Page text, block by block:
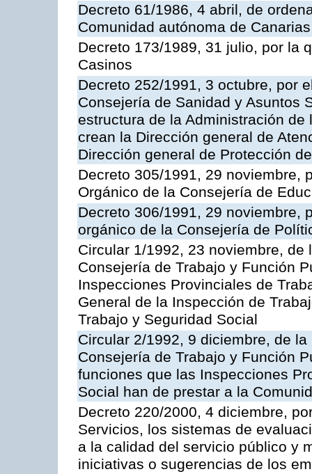
Decreto 61/1986, 4 abril, de
Comunidad autónoma de Canarias
Decreto 173/1989, 31 julio, por la
Casinos
Decreto 252/1991, 3 octubre, por
Consejería de Sanidad y Asuntos
estructura de la Administración
crean la Dirección general de
Dirección general de Protección
Decreto 305/1991, 29 noviembre,
Orgánico de la Consejería de
Decreto 306/1991, 29 noviembre,
orgánico de la Consejería de
Circular 1/1992, 23 noviembre,
Consejería de Trabajo y Función
Inspecciones Provinciales de
General de la Inspección de
Trabajo y Seguridad Social
Circular 2/1992, 9 diciembre, de
Consejería de Trabajo y Función
funciones que las Inspecciones
Social han de prestar a la
Decreto 220/2000, 4 diciembre,
Servicios, los sistemas de
a la calidad del servicio público y
iniciativas o sugerencias de los